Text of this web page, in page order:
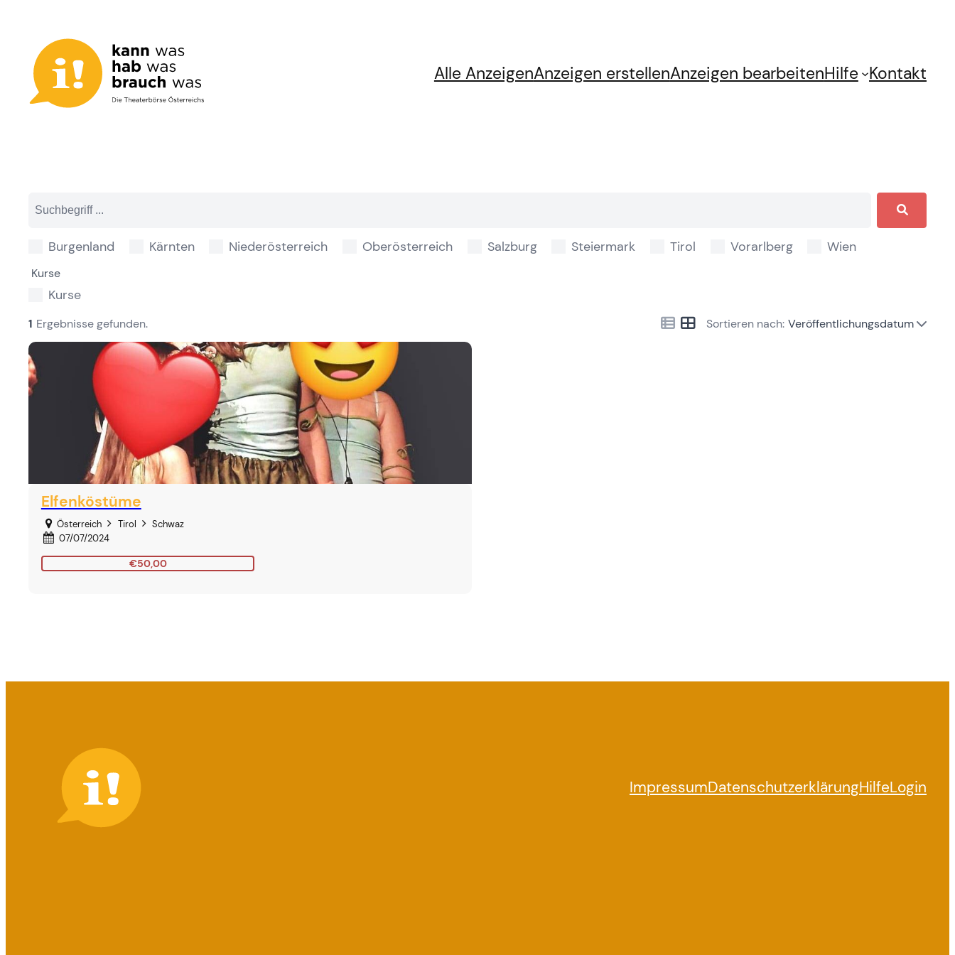
springen
Alle AnzeigenAnzeigen erstellenAnzeigen bearbeitenHilfe Kontakt
Burgenland Kärnten Niederösterreich Oberösterreich Salzburg Steiermark Tirol Vorarlberg Wien
Kurse
Kurse
Sortieren nach: Veröffentlichungsdatum
1 Ergebnisse gefunden.
Elfenköstüme
Österreich Tirol
Schwaz
07/07/2024
€50,00
ImpressumDatenschutzerklärungHilfeLogin